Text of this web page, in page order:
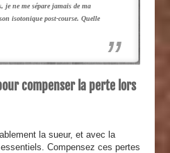
je ne me sépare jamais de ma
isotonique post-course. Quelle
compenser la perte lors
la sueur, et avec la
Compensez ces pertes